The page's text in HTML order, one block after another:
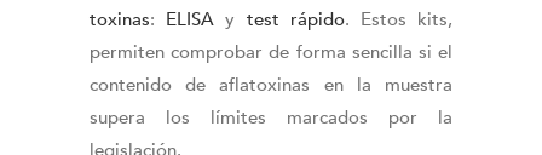
toxinas: ELISA y test rápido. Estos kits,
permiten comprobar de forma sencilla si el
contenido de aflatoxinas en la muestra
supera los límites marcados por la
legislación.